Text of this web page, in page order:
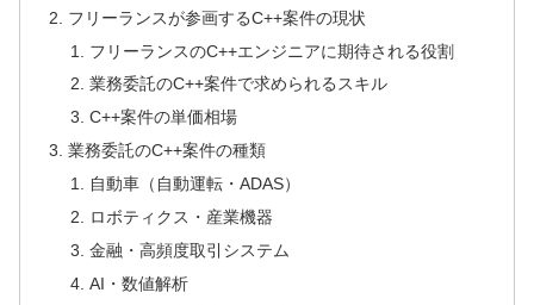
フリーランスが参画するC++案件の現状
フリーランスのC++エンジニアに期待される役割
業務委託のC++案件で求められるスキル
C++案件の単価相場
業務委託のC++案件の種類
自動車（自動運転・ADAS）
ロボティクス・産業機器
金融・高頻度取引システム
AI・数値解析